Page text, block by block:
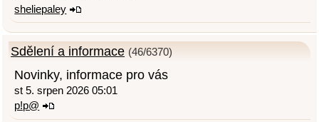
sheliepaley
Sdělení a informace (46/6370)
Novinky, informace pro vás
st 5. srpen 2026 05:01
p!p@